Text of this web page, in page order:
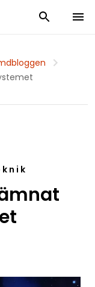
Visa och dölj
Visa